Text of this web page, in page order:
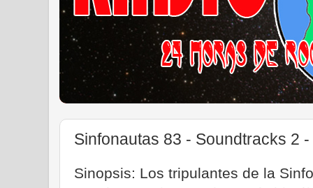
Sinfonautas 83 - Soundtracks 2
Sinopsis: Los tripulantes de la